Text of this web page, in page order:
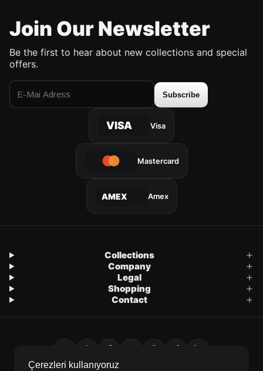
Join Our Newsletter
Be the first to hear about new collections and special
offers.
Subscribe
VISA Visa
Mastercard
AMEX Amex
Collections
Company
Legal
Shopping
Contact
Çerezleri kullanıyoruz